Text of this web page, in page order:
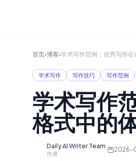
首页›博客›学术写作范例：优秀写作
学术写作 写作技巧 写作范例
学术写作
格式中的
Daily AI Writer Team
作者
· 2026-